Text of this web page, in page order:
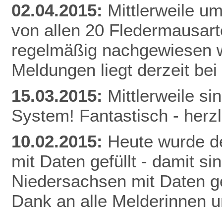
02.04.2015: Mittlerweile
von allen 20
regelmäßig nachgewiesen
Meldungen liegt derzeit
15.03.2015: Mittlerweile
System! Fantastisch -
10.02.2015: Heute wurde
mit Daten gefüllt - damit
Niedersachsen mit Daten
Dank an alle Melderinnen